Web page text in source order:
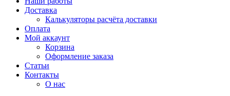
Доставка
Калькуляторы расчёта доставки
Оплата
Мой аккаунт
Корзина
Оформление заказа
Статьи
Контакты
О нас